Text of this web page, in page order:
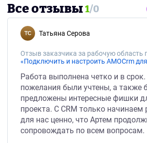
Все отзывы1/0
Татьяна Серова
Отзыв заказчика за рабочую область
Работа выполнена четко и в срок.
пожелания были учтены, а также
предложены интересные фишки
проекта. С CRM только начинаем
для нас ценно, что Артем
сопровождать по всем вопросам.